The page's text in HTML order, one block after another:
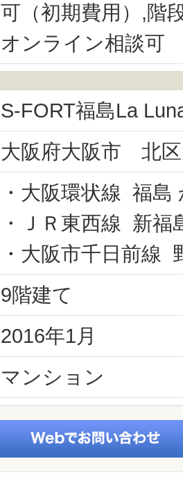
可（初期費用）,階
オンライン相談可
S-FORT福島La
大阪府大阪市 北区
・大阪環状線 福島
・ＪＲ東西線 新福
・大阪市千日前線
9階建て
2016年1月
マンション